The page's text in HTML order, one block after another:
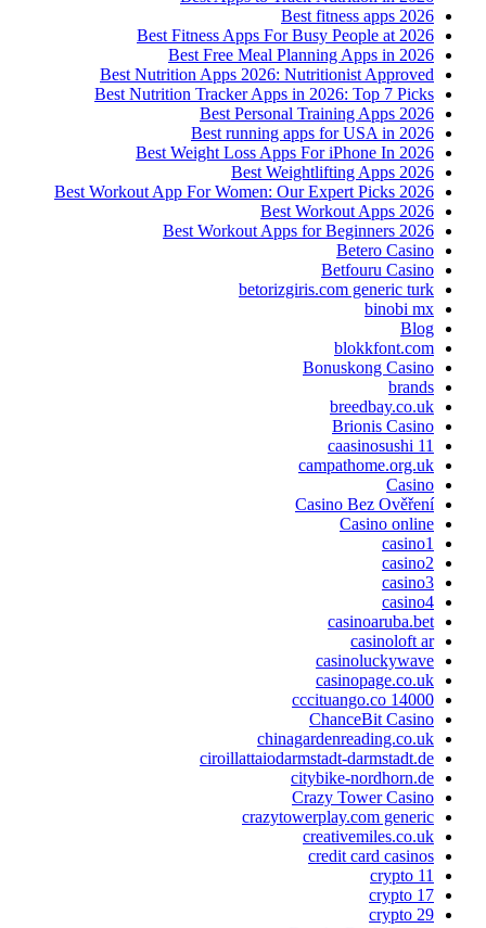
Best fitness apps 2026
Best Fitness Apps For Busy People at 2026
Best Free Meal Planning Apps in 2026
Best Nutrition Apps 2026: Nutritionist Approved
Best Nutrition Tracker Apps in 2026: Top 7 Picks
Best Personal Training Apps 2026
Best running apps for USA in 2026
Best Weight Loss Apps For iPhone In 2026
Best Weightlifting Apps 2026
Best Workout App For Women: Our Expert Picks 2026
Best Workout Apps 2026
Best Workout Apps for Beginners 2026
Betero Casino
Betfouru Casino
betorizgiris.com generic turk
binobi mx
Blog
blokkfont.com
Bonuskong Casino
brands
breedbay.co.uk
Brionis Casino
caasinosushi 11
campathome.org.uk
Casino
Casino Bez Ověření
Casino online
casino1
casino2
casino3
casino4
casinoaruba.bet
casinoloft ar
casinoluckywave
casinopage.co.uk
cccituango.co 14000
ChanceBit Casino
chinagardenreading.co.uk
ciroillattaiodarmstadt-darmstadt.de
citybike-nordhorn.de
Crazy Tower Сasino
crazytowerplay.com generic
creativemiles.co.uk
credit card casinos
crypto 11
crypto 17
crypto 29